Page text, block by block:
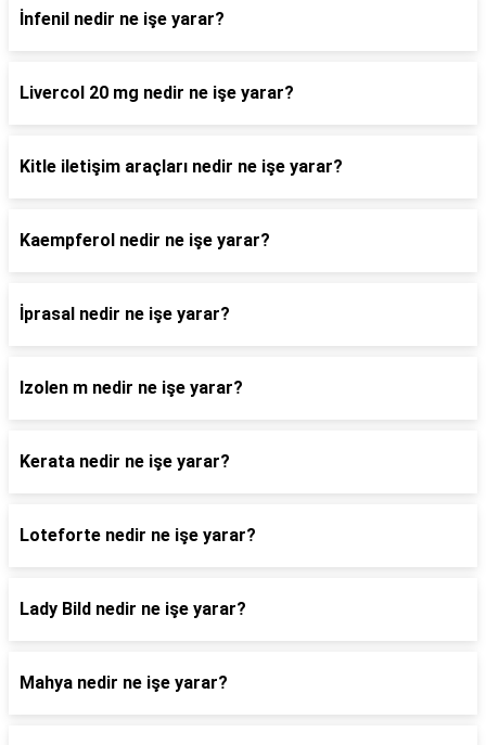
İnfenil nedir ne işe yarar?
Livercol 20 mg nedir ne işe yarar?
Kitle iletişim araçları nedir ne işe yarar?
Kaempferol nedir ne işe yarar?
İprasal nedir ne işe yarar?
Izolen m nedir ne işe yarar?
Kerata nedir ne işe yarar?
Loteforte nedir ne işe yarar?
Lady Bild nedir ne işe yarar?
Mahya nedir ne işe yarar?